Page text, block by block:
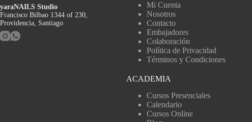
yaraNAILS Studio
Francisco Bilbao 1344 of 230,
Providencia, Santiago
Mi Cuenta
Nosotros
Contacto
Embajadores
Colaboración
Política de Privacidad
Términos y Condiciones
ACADEMIA
Cursos Presenciales
Calendario
Cursos Online